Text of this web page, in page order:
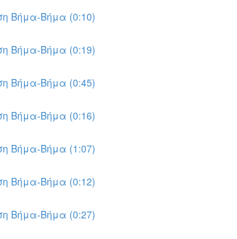
Βήμα-Βήμα (0:10)
Βήμα-Βήμα (0:19)
Βήμα-Βήμα (0:45)
Βήμα-Βήμα (0:16)
Βήμα-Βήμα (1:07)
Βήμα-Βήμα (0:12)
Βήμα-Βήμα (0:27)